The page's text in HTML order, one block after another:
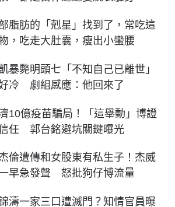
脂肪的「剋星」找到了，常吃這
，吃走大肚囊，瘦出小蠻腰
暴斃明頭七「不知自己已離世」
冷 劇組感應：他回來了
10億疫苗騙局！「這舉動」博證
任 郭台銘避坑關鍵曝光
倫遭傳和女股東有私生子！杰威
早急發聲 怒批狗仔博流量
濤一家三口遭滅門？知情官員曝